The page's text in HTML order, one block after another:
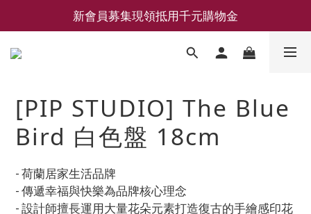
新會員募集現領抵用千元購物金
新會員募集現領抵用千元購物金
LEMAIRE 經典可頌包 NEW ARRIVAL
新會員募集現領抵用千元購物金
[PIP STUDIO] The Blue
Bird 白色盤 18cm
- 荷蘭居家生活品牌
- 傳遞幸福與快樂為品牌核心理念
- 設計師擅長運用大量花朵元素打造復古的手繪感印花